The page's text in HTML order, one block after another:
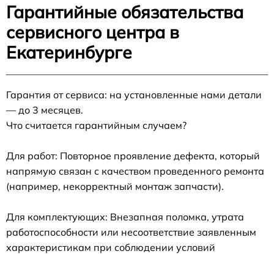
Гарантийные обязательства
сервисного центра в
Екатеринбурге
Гарантия от сервиса: на установленные нами детали
— до 3 месяцев.
Что считается гарантийным случаем?
Для работ: Повторное проявление дефекта, который
напрямую связан с качеством проведенного ремонта
(например, некорректный монтаж запчасти).
Для комплектующих: Внезапная поломка, утрата
работоспособности или несоответствие заявленным
характеристикам при соблюдении условий